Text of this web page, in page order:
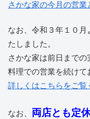
さかな家の今月の営業
なお、令和３年１０
たしました。
さかな家は前日まで
料理での営業を続けて
詳しくはこちらをご覧
なお、 両店とも定